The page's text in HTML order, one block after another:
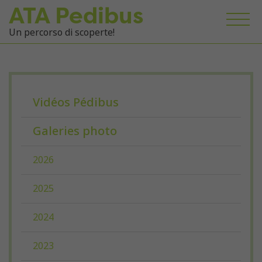
ATA Pedibus
Un percorso di scoperte!
Vidéos Pédibus
Galeries photo
2026
2025
2024
2023